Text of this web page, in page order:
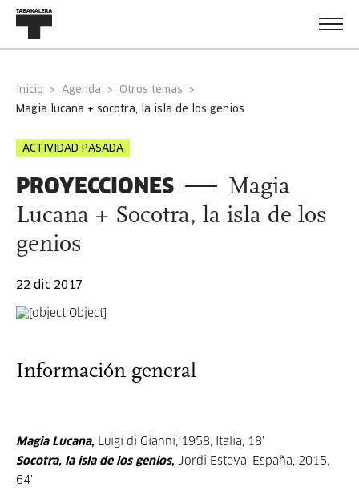
Inicio Agenda
Otros temas
magia lucana + socotra, la isla de los genios
ACTIVIDAD PASADA
PROYECCIONES
Magia
Lucana + Socotra, la isla de los
genios
22 dic 2017
Información general
Magia Lucana, Luigi di Gianni, 1958, Italia, 18’
Socotra, la isla de los genios, Jordi Esteva, España, 2015,
64’